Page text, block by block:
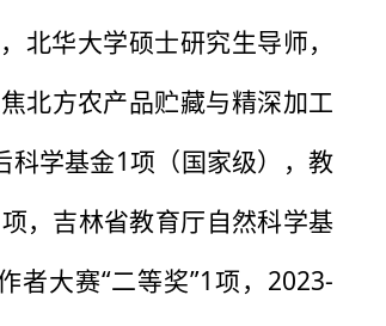
北华大学硕士研究生导师，
北方农产品贮藏与精深加工
科学基金1项（国家级），教
，吉林省教育厅自然科学基
者大赛“二等奖”1项，2023-